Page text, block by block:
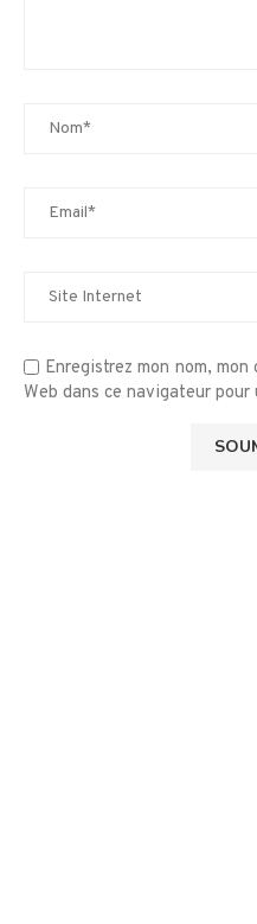
Enregistrez mon nom,
Web dans ce navigateur